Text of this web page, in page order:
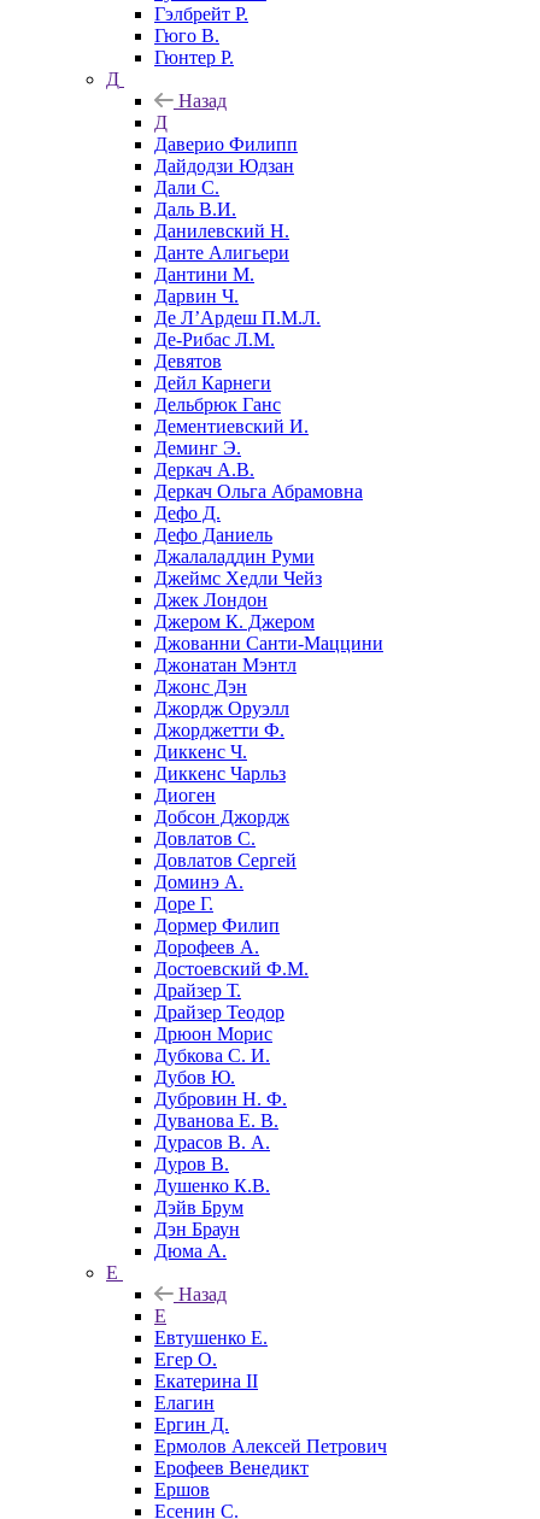
Гэлбрейт Р.
Гюго В.
Гюнтер Р.
Д
Назад
Д
Даверио Филипп
Дайдодзи Юдзан
Дали С.
Даль В.И.
Данилевский Н.
Данте Алигьери
Дантини М.
Дарвин Ч.
Де Л’Ардеш П.М.Л.
Де-Рибас Л.М.
Девятов
Дейл Карнеги
Дельбрюк Ганс
Дементиевский И.
Деминг Э.
Деркач А.В.
Деркач Ольга Абрамовна
Дефо Д.
Дефо Даниель
Джалаладдин Руми
Джеймс Хедли Чейз
Джек Лондон
Джером К. Джером
Джованни Санти-Маццини
Джонатан Мэнтл
Джонс Дэн
Джордж Оруэлл
Джорджетти Ф.
Диккенс Ч.
Диккенс Чарльз
Диоген
Добсон Джордж
Довлатов С.
Довлатов Сергей
Доминэ А.
Доре Г.
Дормер Филип
Дорофеев А.
Достоевский Ф.М.
Драйзер Т.
Драйзер Теодор
Дрюон Морис
Дубкова С. И.
Дубов Ю.
Дубровин Н. Ф.
Дуванова Е. В.
Дурасов В. А.
Дуров В.
Душенко К.В.
Дэйв Брум
Дэн Браун
Дюма А.
Е
Назад
Е
Евтушенко Е.
Егер О.
Екатерина II
Елагин
Ергин Д.
Ермолов Алексей Петрович
Ерофеев Венедикт
Ершов
Есенин С.